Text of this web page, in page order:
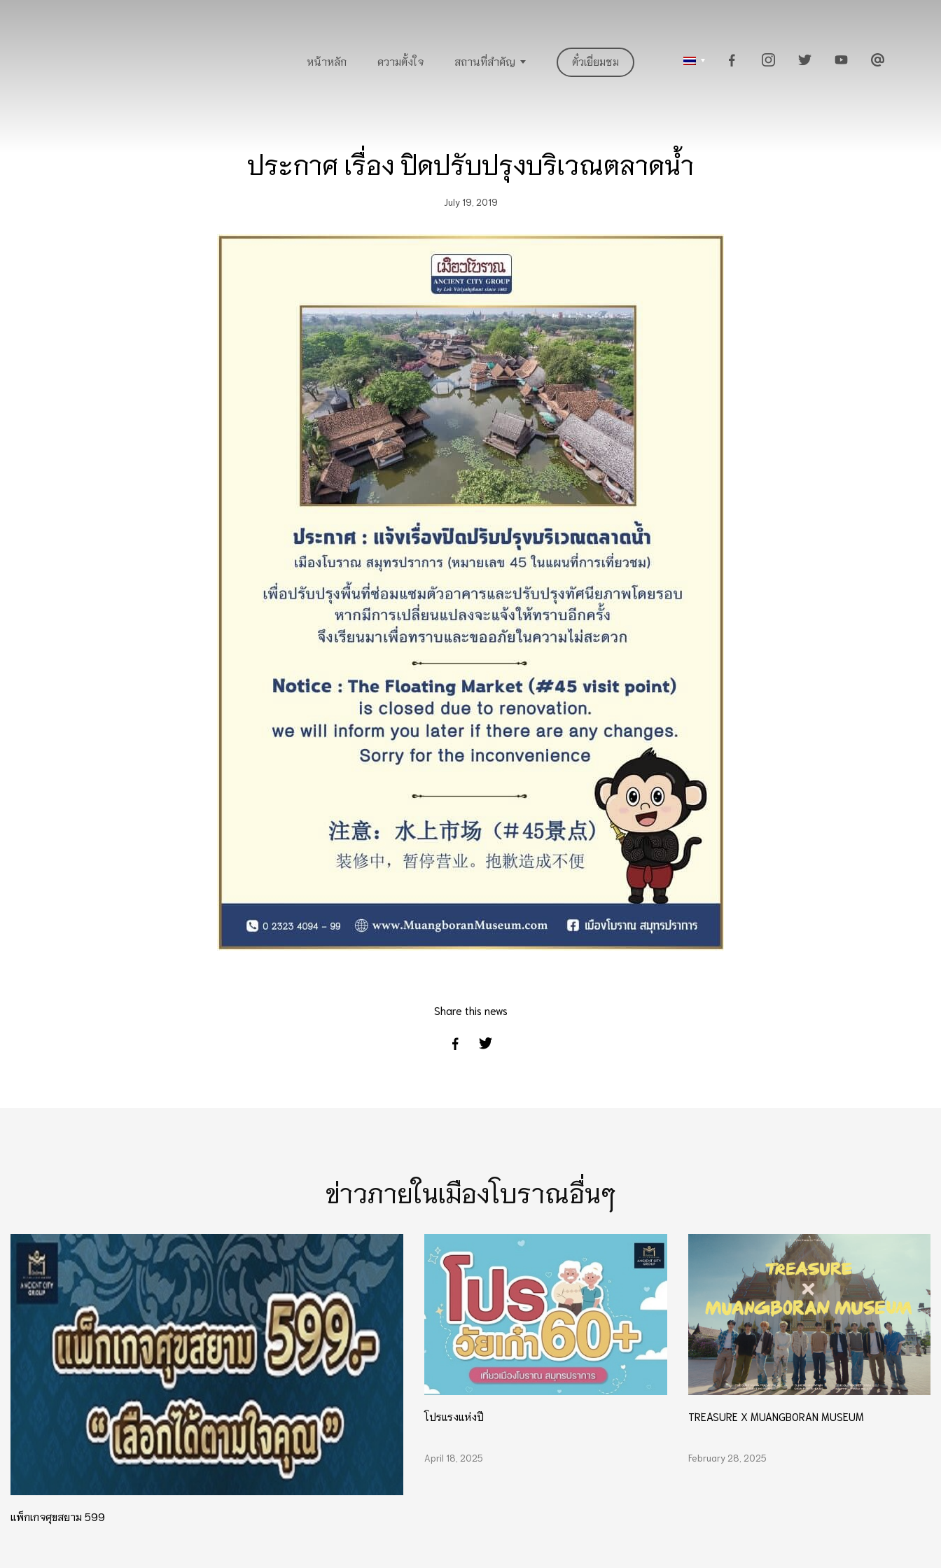
หน้าหลัก ความตั้งใจ สถานที่สำคัญ ตั๋วเยี่ยมชม
ประกาศ เรื่อง ปิดปรับปรุงบริเวณตลาดน้ำ
July 19, 2019
Share this news
ข่าวภายในเมืองโบราณอื่นๆ
แพ็กเกจศุขสยาม 599
โปรแรงแห่งปี
April 18, 2025
TREASURE X MUANGBORAN MUSEUM
February 28, 2025